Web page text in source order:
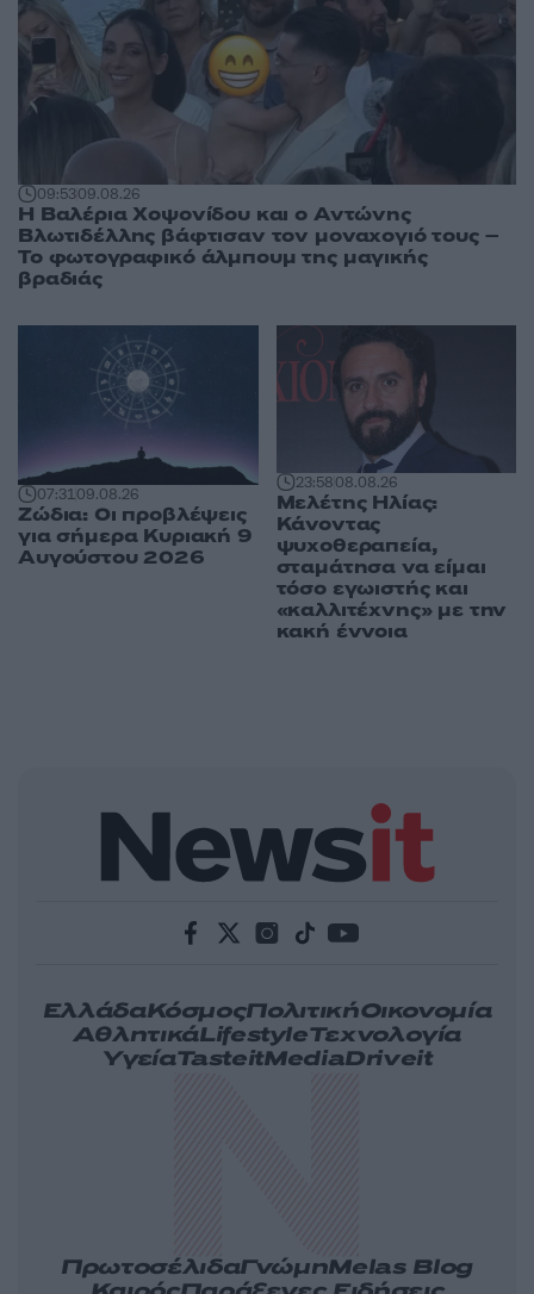
09:5309.08.26
Η Βαλέρια Χοψονίδου και ο Αντώνης
Βλωτιδέλλης βάφτισαν τον μοναχογιό τους –
Το φωτογραφικό άλμπουμ της μαγικής
βραδιάς
07:3109.08.26
Ζώδια: Οι προβλέψεις
για σήμερα Κυριακή 9
Αυγούστου 2026
23:5808.08.26
Μελέτης Ηλίας:
Κάνοντας
ψυχοθεραπεία,
σταμάτησα να είμαι
τόσο εγωιστής και
«καλλιτέχνης» με την
κακή έννοια
ΕλλάδαΚόσμοςΠολιτικήΟικονομία
ΑθλητικάLifestyleΤεχνολογία
ΥγείαTasteitMediaDriveit
ΠρωτοσέλιδαΓνώμηMelas Blog